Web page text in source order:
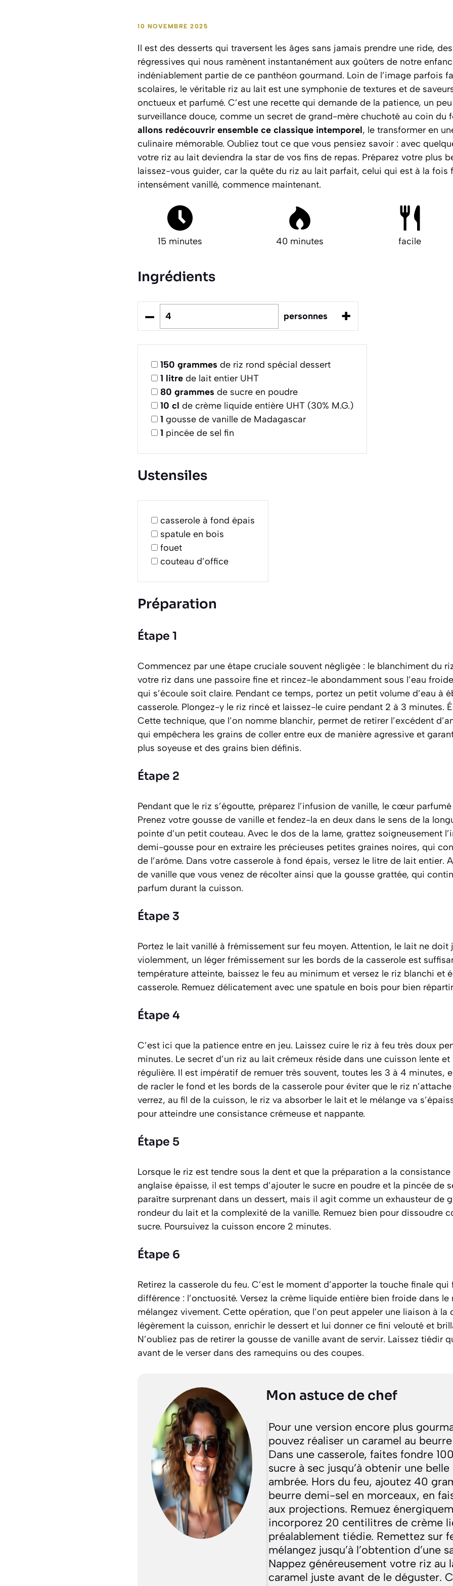
10 NOVEMBRE 2025
Il est des desserts qui traversent les âges sans jamais prendre une ride,
régressives qui nous ramènent instantanément aux goûters de notre
indéniablement partie de ce panthéon gourmand. Loin de l’image parfois
scolaires, le véritable riz au lait est une symphonie de textures et de
onctueux et parfumé. C’est une recette qui demande de la patience, un
surveillance douce, comme un secret de grand-mère chuchoté au coin du
allons redécouvrir ensemble ce classique intemporel, le transformer en
culinaire mémorable. Oubliez tout ce que vous pensiez savoir : avec
votre riz au lait deviendra la star de vos fins de repas. Préparez votre plus
laissez-vous guider, car la quête du riz au lait parfait, celui qui est à la fois
intensément vanillé, commence maintenant.
15 minutes 40 minutes facile
Ingrédients
– personnes +
150 grammes de riz rond spécial dessert
1 litre de lait entier UHT
80 grammes de sucre en poudre
10 cl de crème liquide entière UHT (30% M.G.)
1 gousse de vanille de Madagascar
1 pincée de sel fin
Ustensiles
casserole à fond épais
spatule en bois
fouet
couteau d’office
Préparation
Étape 1
Commencez par une étape cruciale souvent négligée : le blanchiment du
votre riz dans une passoire fine et rincez-le abondamment sous l’eau froide
qui s’écoule soit claire. Pendant ce temps, portez un petit volume d’eau à
casserole. Plongez-y le riz rincé et laissez-le cuire pendant 2 à 3 minutes.
Cette technique, que l’on nomme blanchir, permet de retirer l’excédent
qui empêchera les grains de coller entre eux de manière agressive et
plus soyeuse et des grains bien définis.
Étape 2
Pendant que le riz s’égoutte, préparez l’infusion de vanille, le cœur
Prenez votre gousse de vanille et fendez-la en deux dans le sens de la
pointe d’un petit couteau. Avec le dos de la lame, grattez soigneusement
demi-gousse pour en extraire les précieuses petites graines noires, qui
de l’arôme. Dans votre casserole à fond épais, versez le litre de lait entier.
de vanille que vous venez de récolter ainsi que la gousse grattée, qui
parfum durant la cuisson.
Étape 3
Portez le lait vanillé à frémissement sur feu moyen. Attention, le lait ne
violemment, un léger frémissement sur les bords de la casserole est
température atteinte, baissez le feu au minimum et versez le riz blanchi et
casserole. Remuez délicatement avec une spatule en bois pour bien
Étape 4
C’est ici que la patience entre en jeu. Laissez cuire le riz à feu très doux
minutes. Le secret d’un riz au lait crémeux réside dans une cuisson lente
régulière. Il est impératif de remuer très souvent, toutes les 3 à 4 minutes,
de racler le fond et les bords de la casserole pour éviter que le riz
verrez, au fil de la cuisson, le riz va absorber le lait et le mélange va
pour atteindre une consistance crémeuse et nappante.
Étape 5
Lorsque le riz est tendre sous la dent et que la préparation a la consistance
anglaise épaisse, il est temps d’ajouter le sucre en poudre et la pincée de
paraître surprenant dans un dessert, mais il agit comme un exhausteur de
rondeur du lait et la complexité de la vanille. Remuez bien pour dissoudre
sucre. Poursuivez la cuisson encore 2 minutes.
Étape 6
Retirez la casserole du feu. C’est le moment d’apporter la touche finale
différence : l’onctuosité. Versez la crème liquide entière bien froide dans
mélangez vivement. Cette opération, que l’on peut appeler une liaison à la
légèrement la cuisson, enrichir le dessert et lui donner ce fini velouté et
N’oubliez pas de retirer la gousse de vanille avant de servir. Laissez tiédir
avant de le verser dans des ramequins ou des coupes.
Mon astuce de chef
Pour une version encore plus
pouvez réaliser un caramel au
Dans une casserole, faites fondre
sucre à sec jusqu’à obtenir une
ambrée. Hors du feu, ajoutez 40
beurre demi-sel en morceaux, en
aux projections. Remuez
incorporez 20 centilitres de crème
préalablement tiédie. Remettez sur
mélangez jusqu’à l’obtention d’une
Nappez généreusement votre riz au
caramel juste avant de le déguster.